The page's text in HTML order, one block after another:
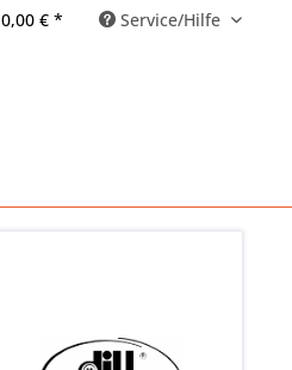
0,00 € * Service/Hilfe